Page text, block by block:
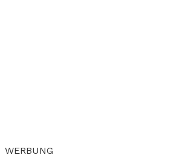
WERBUNG